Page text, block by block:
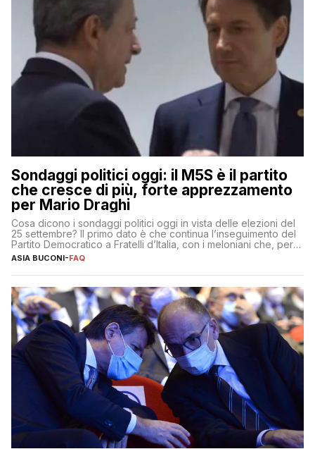
Sondaggi politici oggi: il M5S è il partito
che cresce di più, forte apprezzamento
per Mario Draghi
Cosa dicono i sondaggi politici oggi in vista delle elezioni del
25 settembre? Il primo dato è che continua l’inseguimento del
Partito Democratico a Fratelli d’Italia, con i meloniani che, però,
sembrano accumulare sempre più distacco affermandosi come
primo partito con il 24% (+0,7% rispetto a fine luglio), un
ASIA BUCONI-FAQ